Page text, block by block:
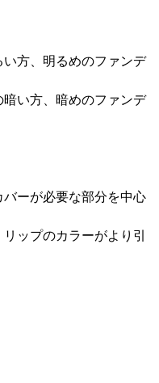
方、明るめのファンデ
い方、暗めのファンデ
ーが必要な部分を中心
ップのカラーがより引